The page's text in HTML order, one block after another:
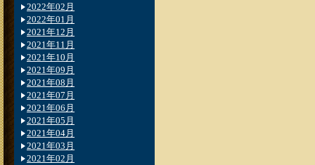
2022年02月
2022年01月
2021年12月
2021年11月
2021年10月
2021年09月
2021年08月
2021年07月
2021年06月
2021年05月
2021年04月
2021年03月
2021年02月